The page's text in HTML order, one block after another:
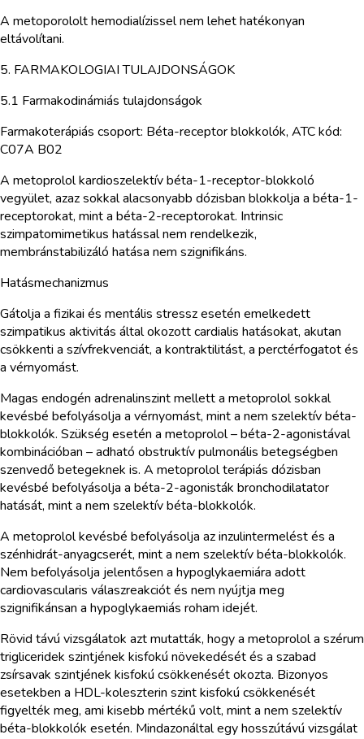
A metoporololt hemodialízissel nem lehet hatékonyan
eltávolítani.
5. FARMAKOLOGIAI TULAJDONSÁGOK
5.1 Farmakodinámiás tulajdonságok
Farmakoterápiás csoport: Béta-receptor blokkolók, ATC kód:
C07A B02
A metoprolol kardioszelektív béta-1-receptor-blokkoló
vegyület, azaz sokkal alacsonyabb dózisban blokkolja a béta-1-
receptorokat, mint a béta-2-receptorokat. Intrinsic
szimpatomimetikus hatással nem rendelkezik,
membránstabilizáló hatása nem szignifikáns.
Hatásmechanizmus
Gátolja a fizikai és mentális stressz esetén emelkedett
szimpatikus aktivitás által okozott cardialis hatásokat, akutan
csökkenti a szívfrekvenciát, a kontraktilitást, a perctérfogatot és
a vérnyomást.
Magas endogén adrenalinszint mellett a metoprolol sokkal
kevésbé befolyásolja a vérnyomást, mint a nem szelektív béta-
blokkolók. Szükség esetén a metoprolol – béta-2-agonistával
kombinációban – adható obstruktív pulmonális betegségben
szenvedő betegeknek is. A metoprolol terápiás dózisban
kevésbé befolyásolja a béta-2-agonisták bronchodilatator
hatását, mint a nem szelektív béta-blokkolók.
A metoprolol kevésbé befolyásolja az inzulintermelést és a
szénhidrát-anyagcserét, mint a nem szelektív béta-blokkolók.
Nem befolyásolja jelentősen a hypoglykaemiára adott
cardiovascularis válaszreakciót és nem nyújtja meg
szignifikánsan a hypoglykaemiás roham idejét.
Rövid távú vizsgálatok azt mutatták, hogy a metoprolol a szérum
trigliceridek szintjének kisfokú növekedését és a szabad
zsírsavak szintjének kisfokú csökkenését okozta. Bizonyos
esetekben a HDL-koleszterin szint kisfokú csökkenését
figyelték meg, ami kisebb mértékű volt, mint a nem szelektív
béta-blokkolók esetén. Mindazonáltal egy hosszútávú vizsgálat